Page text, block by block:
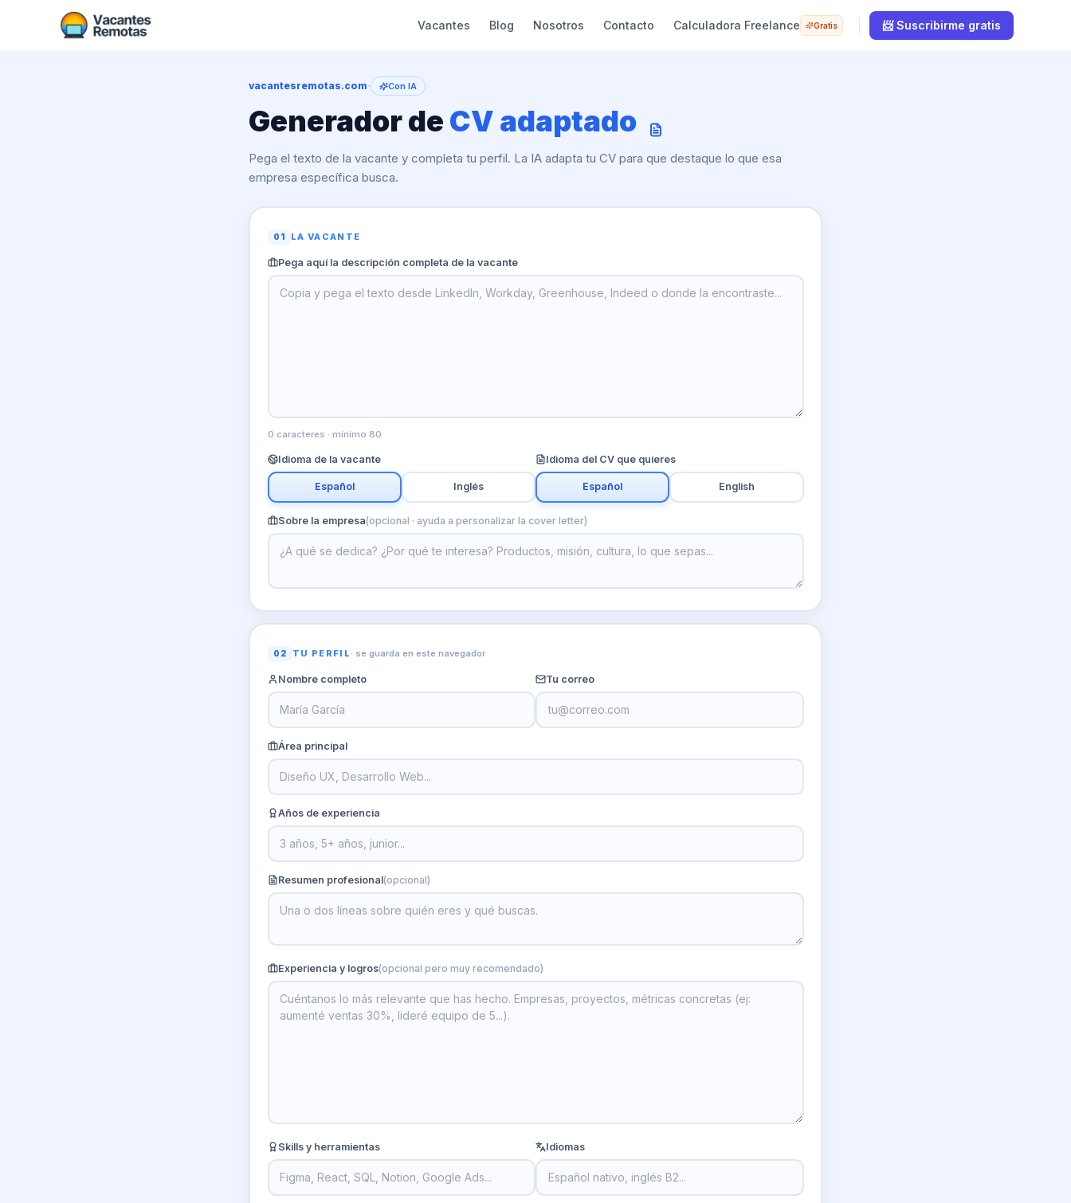
Vacantes Blog Nosotros Contacto Calculadora Freelance Gratis 📨 Suscribirme gratis
vacantesremotas.com· Con IA
Generador de CV adaptado
Pega el texto de la vacante y completa tu perfil. La IA adapta tu CV para que destaque lo que esa
empresa específica busca.
01 LA VACANTE
Pega aquí la descripción completa de la vacante
0 caracteres · mínimo 80
Idioma de la vacante
Español Inglés
Idioma del CV que quieres
Español English
Sobre la empresa(opcional · ayuda a personalizar la cover letter)
02 TU PERFIL · se guarda en este navegador
Nombre completo Tu correo
Área principal
Años de experiencia
Resumen profesional(opcional)
Experiencia y logros(opcional pero muy recomendado)
Skills y herramientas Idiomas